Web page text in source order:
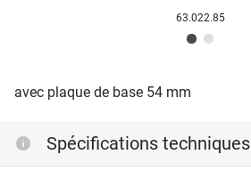
63.022.85
avec plaque de base 54 mm
Spécifications techniques